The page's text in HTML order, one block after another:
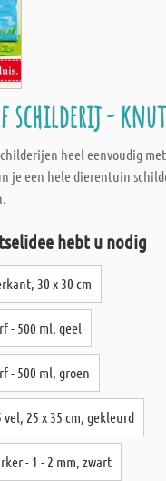
schilderij -
heel eenvoudig
je een hele dierentuin
hebt u nodig
30 x 30 cm
- 500 ml, geel
- 500 ml, groen
25 x 35 cm, gekleurd
- 1 - 2 mm, zwart